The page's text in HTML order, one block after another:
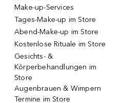
Make-up-Services
Tages-Make-up im Store
Abend-Make-up im Store
Kostenlose Rituale im Store
Gesichts- &
Körperbehandlungen im
Store
Augenbrauen & Wimpern
Termine im Store